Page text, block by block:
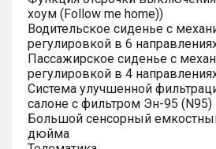
хоум (Follow me home))
Водительское сиденье с
регулировкой в 6
Пассажирское сиденье с
регулировкой в 4
Система улучшенной
салоне с фильтром Эн-95 (N95)
Большой сенсорный
дюйма